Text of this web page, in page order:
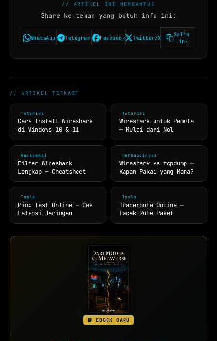
// ARTIKEL INI MEMBANTU?
Share ke teman yang butuh info ini:
WhatsApp Telegram Facebook Twitter/X
Salin
Link
// ARTIKEL TERKAIT
Tutorial
Cara Install Wireshark
di Windows 10 & 11
Tutorial
Wireshark untuk Pemula
— Mulai dari Nol
Referensi
Filter Wireshark
Lengkap — Cheatsheet
Perbandingan
Wireshark vs tcpdump —
Kapan Pakai yang Mana?
Tools
Ping Test Online — Cek
Latensi Jaringan
Tools
Traceroute Online —
Lacak Rute Paket
📘 EBOOK BARU